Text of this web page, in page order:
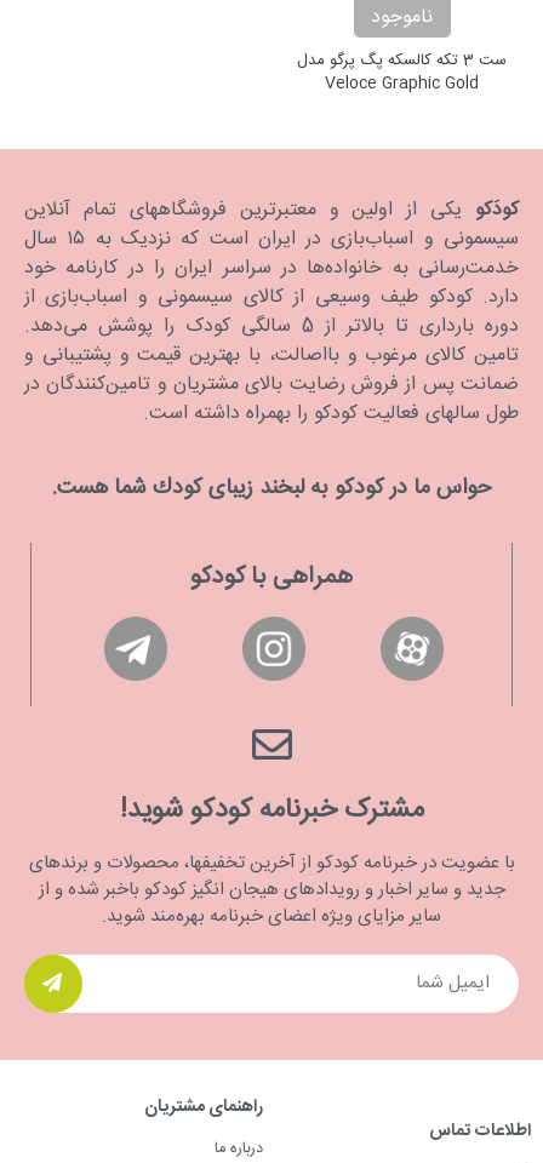
ناموجود
ست 3 تکه کالسکه پگ پرگو مدل
Veloce Graphic Gold
کودَکو یکی از اولین و معتبرترین فروشگاههای تمام آنلاین
سیسمونی و اسباب‌بازی در ایران است که نزدیک به ۱۵ سال
خدمت‌رسانی به خانواده‌ها در سراسر ایران را در کارنامه خود
دارد. كودكو طیف وسیعی از کالای سیسمونی و اسباب‌بازی از
دوره بارداری تا بالاتر از 5 سالگی کودک را پوشش می‌دهد.
تامین کالای مرغوب و بااصالت، با بهترین قیمت و پشتیبانی و
ضمانت پس از فروش رضایت بالای مشتریان و تامین‌کنندگان در
طول سالهای فعالیت کودکو را بهمراه داشته است.
حواس ما در كودكو به لبخند زیبای كودك شما هست.
همراهی با کودکو
مشترک خبرنامه کودکو شوید!
با عضویت در خبرنامه کودکو از آخرین تخفیفها، محصولات و برندهای
جدید و سایر اخبار و رویدادهای هیجان انگیز کودکو باخبر شده و از
سایر مزایای ویژه اعضای خبرنامه بهره‌مند شوید.
اطلاعات تماس
راهنمای مشتریان
درباره ما